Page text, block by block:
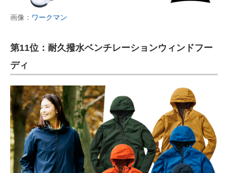
画像： ワークマン
第11位：耐久撥水ベンチレーションウィンドフー
ディ